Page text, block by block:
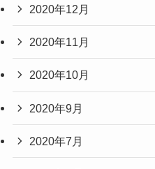
2020年12月
2020年11月
2020年10月
2020年9月
2020年7月